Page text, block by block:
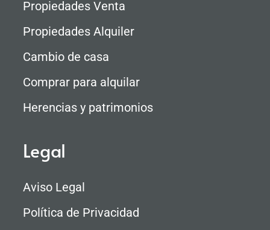
Propiedades Venta
Propiedades Alquiler
Cambio de casa
Comprar para alquilar
Herencias y patrimonios
Legal
Aviso Legal
Política de Privacidad